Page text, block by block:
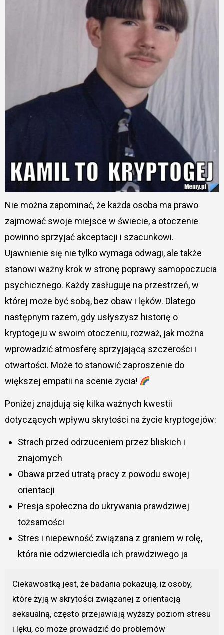
Nie można zapominać, że każda osoba ma prawo
zajmować swoje miejsce w świecie, a otoczenie
powinno sprzyjać akceptacji i szacunkowi.
Ujawnienie się nie tylko wymaga odwagi, ale także
stanowi ważny krok w stronę poprawy samopoczucia
psychicznego. Każdy zasługuje na przestrzeń, w
której może być sobą, bez obaw i lęków. Dlatego
następnym razem, gdy usłyszysz historię o
kryptogeju w swoim otoczeniu, rozważ, jak można
wprowadzić atmosferę sprzyjającą szczerości i
otwartości. Może to stanowić zaproszenie do
większej empatii na scenie życia!
Poniżej znajdują się kilka ważnych kwestii
dotyczących wpływu skrytości na życie kryptogejów:
Strach przed odrzuceniem przez bliskich i
znajomych
Obawa przed utratą pracy z powodu swojej
orientacji
Presja społeczna do ukrywania prawdziwej
tożsamości
Stres i niepewność związana z graniem w rolę,
która nie odzwierciedla ich prawdziwego ja
Ciekawostką jest, że badania pokazują, iż osoby,
które żyją w skrytości związanej z orientacją
seksualną, często przejawiają wyższy poziom stresu
i lęku, co może prowadzić do problemów